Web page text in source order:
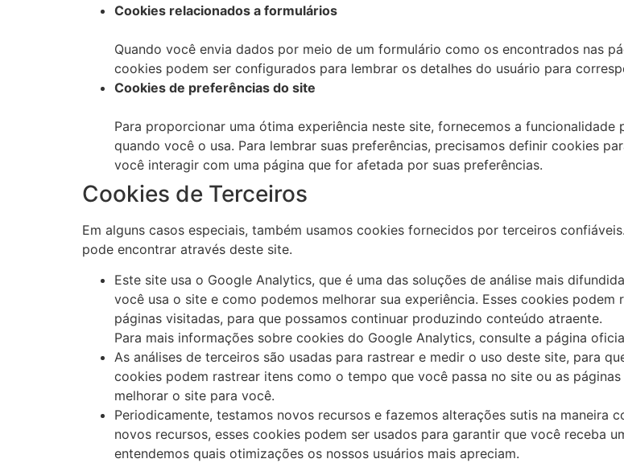
Cookies relacionados a formulários
Quando você envia dados por meio de um formulário como os encontrados nas
cookies podem ser configurados para lembrar os detalhes do usuário para
Cookies de preferências do site
Para proporcionar uma ótima experiência neste site, fornecemos a
quando você o usa. Para lembrar suas preferências, precisamos definir cookies
você interagir com uma página que for afetada por suas preferências.
Cookies de Terceiros
Em alguns casos especiais, também usamos cookies fornecidos por terceiros
pode encontrar através deste site.
Este site usa o Google Analytics, que é uma das soluções de análise mais
você usa o site e como podemos melhorar sua experiência. Esses cookies
páginas visitadas, para que possamos continuar produzindo conteúdo atraente.
Para mais informações sobre cookies do Google Analytics, consulte a página
As análises de terceiros são usadas para rastrear e medir o uso deste site, para
cookies podem rastrear itens como o tempo que você passa no site ou as
melhorar o site para você.
Periodicamente, testamos novos recursos e fazemos alterações sutis na maneira
novos recursos, esses cookies podem ser usados ​​para garantir que você receba
entendemos quais otimizações os nossos usuários mais apreciam.